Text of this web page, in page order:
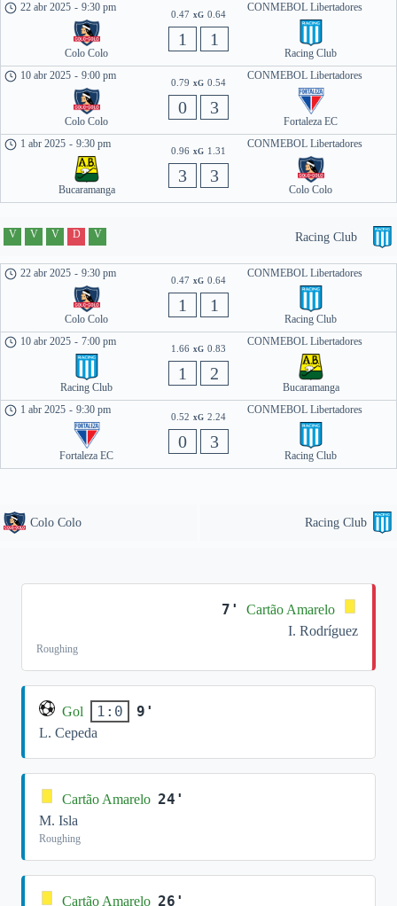
CONMEBOL Libertadores
22 abr 2025 - 9:30 pm
Colo Colo
0.47 xG 0.64
1 1
Racing Club
CONMEBOL Libertadores
10 abr 2025 - 9:00 pm
Colo Colo
0.79 xG 0.54
0 3
Fortaleza EC
CONMEBOL Libertadores
1 abr 2025 - 9:30 pm
Bucaramanga
0.96 xG 1.31
3 3
Colo Colo
Racing Club
V V V D V
CONMEBOL Libertadores
22 abr 2025 - 9:30 pm
Colo Colo
0.47 xG 0.64
1 1
Racing Club
CONMEBOL Libertadores
10 abr 2025 - 7:00 pm
Racing Club
1.66 xG 0.83
1 2
Bucaramanga
CONMEBOL Libertadores
1 abr 2025 - 9:30 pm
Fortaleza EC
0.52 xG 2.24
0 3
Racing Club
Colo Colo Racing Club
7'
Cartão Amarelo
I. Rodríguez
Roughing
Gol 1:0 9'
L. Cepeda
Cartão Amarelo 24'
M. Isla
Roughing
Cartão Amarelo 26'